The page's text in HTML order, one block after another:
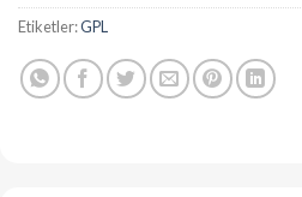
Etiketler:GPL